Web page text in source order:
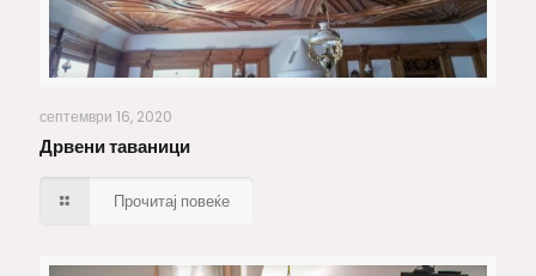
септември 16, 2020
Дрвени таваници
Прочитај повеќе